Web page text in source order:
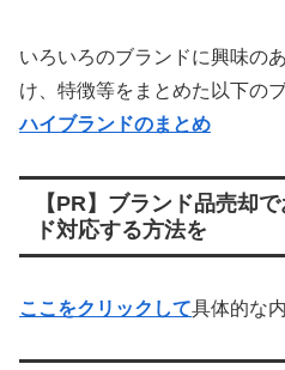
いろいろのブランドに興味の
け、特徴等をまとめた以下の
ハイブランドのまとめ
【PR】ブランド品売却
ド対応する方法を
ここをクリックして具体的な